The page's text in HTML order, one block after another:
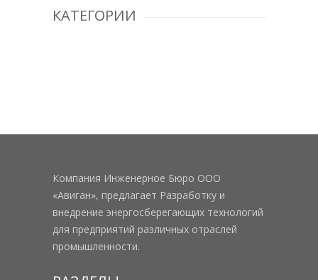
КАТЕГОРИИ
Компания Инженерное Бюро ООО
«Авиган», предлагает Разработку и
внедрение энергосберегающих технологий
для предприятий различных отраслей
промышленности.